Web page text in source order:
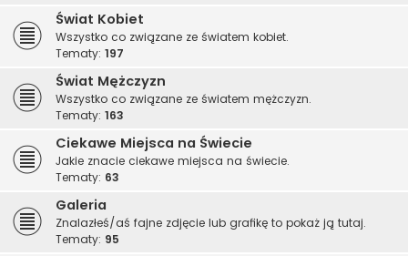
Świat Kobiet
Wszystko co związane ze światem kobiet.
Tematy: 197
Świat Mężczyzn
Wszystko co związane ze światem mężczyzn.
Tematy: 163
Ciekawe Miejsca na Świecie
Jakie znacie ciekawe miejsca na świecie.
Tematy: 63
Galeria
Znalazłeś/aś fajne zdjęcie lub grafikę to pokaż ją tutaj.
Tematy: 95